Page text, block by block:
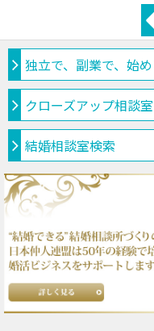
独立で、副業で、始
クローズアップ相談室
結婚相談室検索